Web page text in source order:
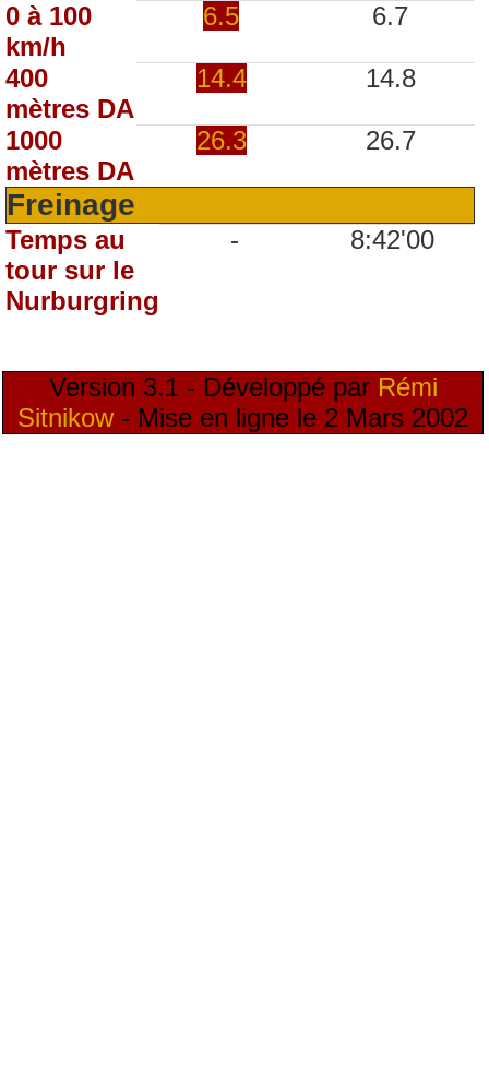
0 à 100
km/h
6.5 6.7
400
mètres DA
14.4 14.8
1000
mètres DA
26.3 26.7
Freinage
Temps au
tour sur le
Nurburgring
- 8:42'00
Version 3.1 - Développé par Rémi
Sitnikow- Mise en ligne le 2 Mars 2002